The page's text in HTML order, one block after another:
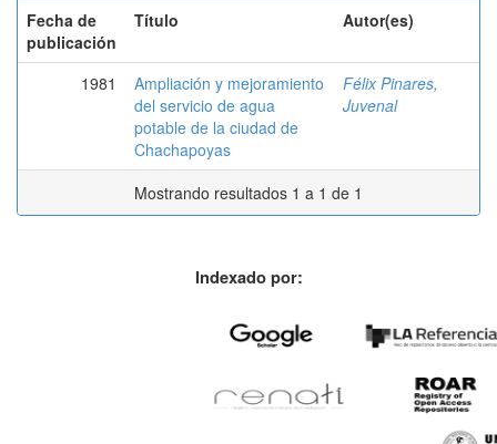
Fecha de
publicación
Título Autor(es)
1981
Ampliación y mejoramiento
del servicio de agua
potable de la ciudad de
Chachapoyas
Félix Pinares,
Juvenal
Mostrando resultados 1 a 1 de 1
Indexado por: